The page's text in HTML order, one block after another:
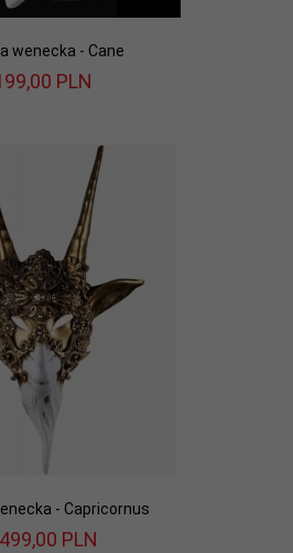
wenecka - Cane
00 PLN
- Capricornus
00 PLN